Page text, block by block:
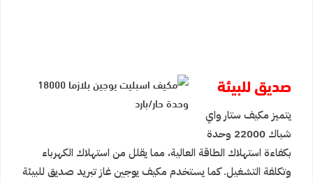
صديق للبيئة
يتميز مكيف ستار واي
شباك 22000 وحدة
بكفاءة استهلاك الطاقة العالية، مما يقلل من استهلاك الكهرباء
وتكلفة التشغيل. كما يستخدم مكيف يوجين غاز تبريد صديق للبيئة